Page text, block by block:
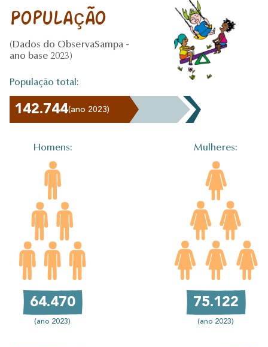
População
(Dados do ObservaSampa -
ano base 2023)
População total:
142.744(ano 2023)
Homens:
64.470
(ano 2023)
Mulheres:
75.122
(ano 2023)